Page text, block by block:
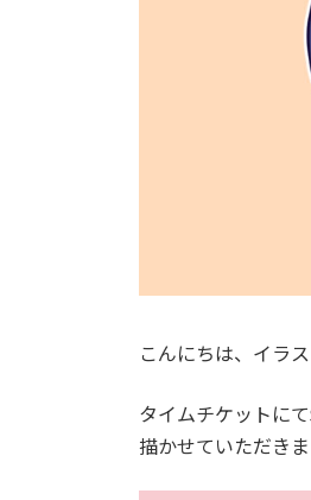
こんにちは、イラ
タイムチケットに
描かせていただきま